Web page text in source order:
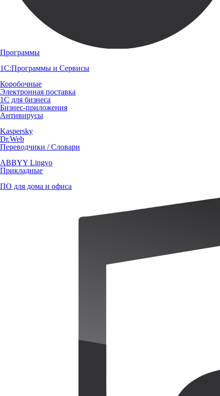
Программы
1С:Программы и Сервисы
Коробочные
Электронная поставка
1С для бизнеса
Бизнес-приложения
Антивирусы
Kaspersky
Dr.Web
Переводчики / Словари
ABBYY Lingvo
Прикладные
ПО для дома и офиса